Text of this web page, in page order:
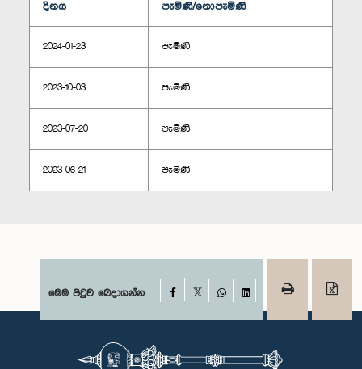
දිනය පැමිණි/නොපැමිණි
2024-01-23 පැමිණි
2023-10-03 පැමිණි
2023-07-20 පැමිණි
2023-06-21 පැමිණි
මෙම පිටුව බෙදාගන්න Facebook
WhatsAppLinkedIn